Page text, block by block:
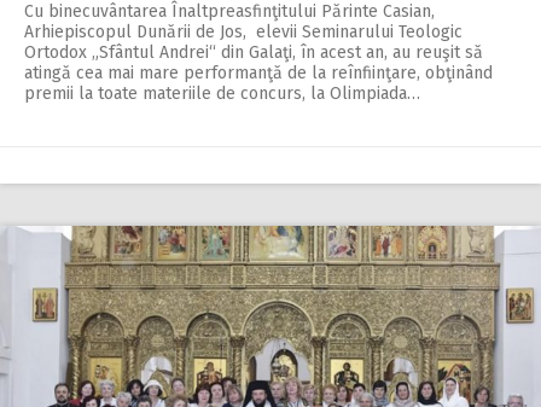
Cu binecuvântarea Înalt­preasfinţitului Pă­rinte Casian,
Arhiepiscopul Dunării de Jos, elevii Seminarului Teologic
Ortodox „Sfântul Andrei“ din Galaţi, în acest an, au reuşit să
atingă cea mai mare performanţă de la reînfiinţare, obţinând
premii la toate materiile de concurs, la Olimpiada…